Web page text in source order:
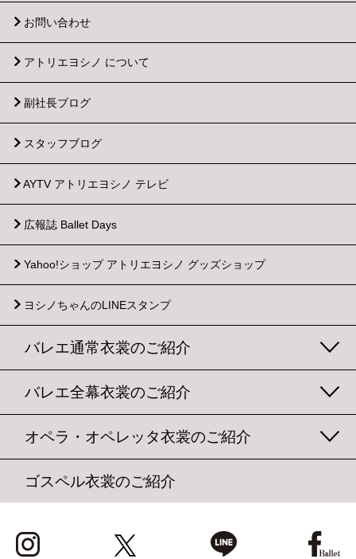
お問い合わせ
アトリエヨシノ について
副社長ブログ
スタッフブログ
AYTV アトリエヨシノ テレビ
広報誌 Ballet Days
Yahoo!ショップ アトリエヨシノ グッズショップ
ヨシノちゃんのLINEスタンプ
バレエ通常衣裳のご紹介
バレエ全幕衣裳のご紹介
オペラ・オペレッタ衣裳のご紹介
ゴスペル衣裳のご紹介